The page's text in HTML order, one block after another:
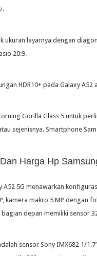
ukuran layarnya dengan
20:9.
HDR10+ pada Galaxy
Gorilla Glass 5 untuk
sejenisnya. Smartphone
Harga Hp
A52 5G menawarkan
kamera makro 5 MP dengan
depan memiliki sensor
sensor Sony IMX682 1/